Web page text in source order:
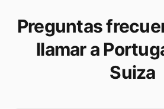
Preguntas
llamar a
Suiza